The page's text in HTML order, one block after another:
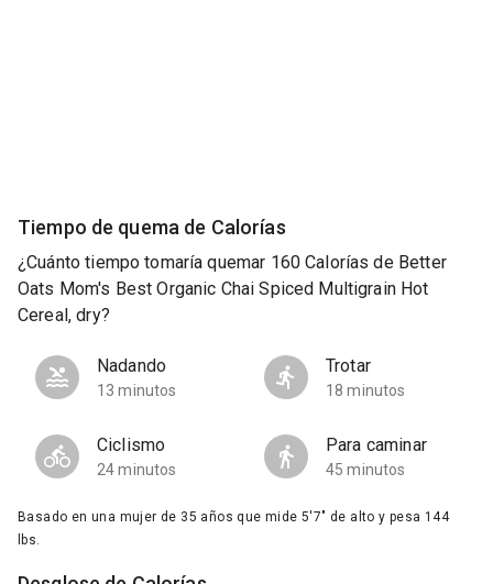
Tiempo de quema de Calorías
¿Cuánto tiempo tomaría quemar 160 Calorías de Better
Oats Mom's Best Organic Chai Spiced Multigrain Hot
Cereal, dry?
Nadando
13 minutos
Trotar
18 minutos
Ciclismo
24 minutos
Para caminar
45 minutos
Basado en una mujer de 35 años que mide 5'7" de alto y pesa 144
lbs.